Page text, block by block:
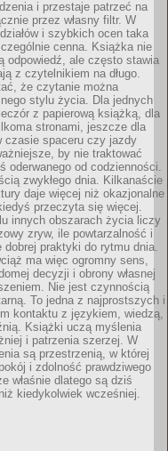
i przestaje patrzeć na
przez własny filtr. W
i szybkich ocen taka
cenna. Książka nie
odpowiedź, ale często stawia
z czytelnikiem na długo.
że czytanie można
stylu życia. Dla jednych
z papierową książką, dla
stronami, jeszcze dla
czasie spaceru czy jazdy
by nie traktować
oderwanego od codzienności.
zwykłego dnia. Kilkanaście
daje więcej niż okazjonalne
przeczyta się więcej.
innych obszarach życia liczy
zryw, ile powtarzalność i
dobrej praktyki do rytmu dnia.
ma więc ogromny sens,
decyzji i obrony własnej
Nie jest czynnością
To jedna z najprostszych i
kontaktu z językiem, wiedzą,
Książki uczą myślenia
i patrzenia szerzej. W
są przestrzenią, w której
i zdolność prawdziwego
właśnie dlatego są dziś
kiedykolwiek wcześniej.